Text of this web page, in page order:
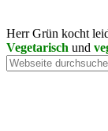
Herr Grün kocht
Vegetarisch und